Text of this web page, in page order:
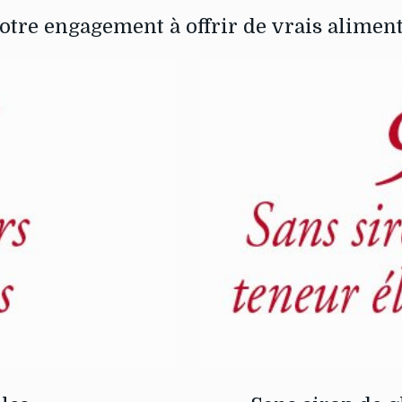
engagement à offrir de vrais